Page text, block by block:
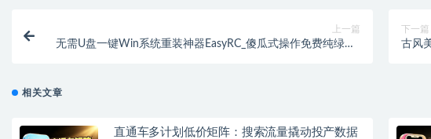
上一篇
无需U盘一键Win系统重装神器EasyRC_傻瓜式操作免费纯绿色_
下一篇
古风
相关文章
直通车多计划低价矩阵：搜索流量撬动投产数据